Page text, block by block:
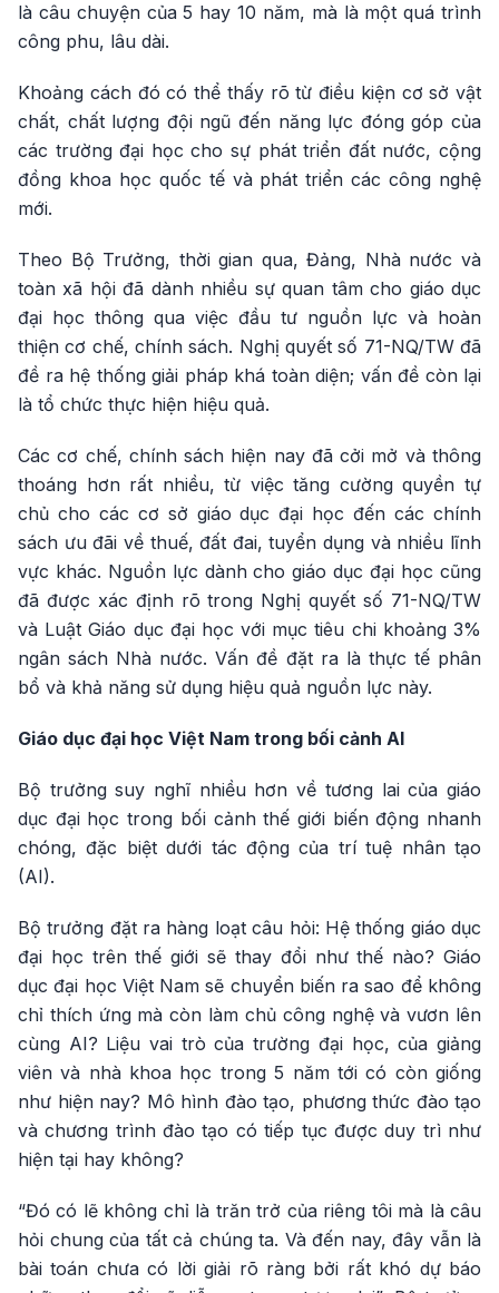
là câu chuyện của 5 hay 10 năm, mà là một quá trình
công phu, lâu dài.
Khoảng cách đó có thể thấy rõ từ điều kiện cơ sở vật
chất, chất lượng đội ngũ đến năng lực đóng góp của
các trường đại học cho sự phát triển đất nước, cộng
đồng khoa học quốc tế và phát triển các công nghệ
mới.
Theo Bộ Trưởng, thời gian qua, Đảng, Nhà nước và
toàn xã hội đã dành nhiều sự quan tâm cho giáo dục
đại học thông qua việc đầu tư nguồn lực và hoàn
thiện cơ chế, chính sách. Nghị quyết số 71-NQ/TW đã
đề ra hệ thống giải pháp khá toàn diện; vấn đề còn lại
là tổ chức thực hiện hiệu quả.
Các cơ chế, chính sách hiện nay đã cởi mở và thông
thoáng hơn rất nhiều, từ việc tăng cường quyền tự
chủ cho các cơ sở giáo dục đại học đến các chính
sách ưu đãi về thuế, đất đai, tuyển dụng và nhiều lĩnh
vực khác. Nguồn lực dành cho giáo dục đại học cũng
đã được xác định rõ trong Nghị quyết số 71-NQ/TW
và Luật Giáo dục đại học với mục tiêu chi khoảng 3%
ngân sách Nhà nước. Vấn đề đặt ra là thực tế phân
bổ và khả năng sử dụng hiệu quả nguồn lực này.
Giáo dục đại học Việt Nam trong bối cảnh AI
Bộ trưởng suy nghĩ nhiều hơn về tương lai của giáo
dục đại học trong bối cảnh thế giới biến động nhanh
chóng, đặc biệt dưới tác động của trí tuệ nhân tạo
(AI).
Bộ trưởng đặt ra hàng loạt câu hỏi: Hệ thống giáo dục
đại học trên thế giới sẽ thay đổi như thế nào? Giáo
dục đại học Việt Nam sẽ chuyển biến ra sao để không
chỉ thích ứng mà còn làm chủ công nghệ và vươn lên
cùng AI? Liệu vai trò của trường đại học, của giảng
viên và nhà khoa học trong 5 năm tới có còn giống
như hiện nay? Mô hình đào tạo, phương thức đào tạo
và chương trình đào tạo có tiếp tục được duy trì như
hiện tại hay không?
“Đó có lẽ không chỉ là trăn trở của riêng tôi mà là câu
hỏi chung của tất cả chúng ta. Và đến nay, đây vẫn là
bài toán chưa có lời giải rõ ràng bởi rất khó dự báo